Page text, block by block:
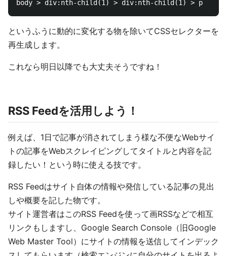
というふうに動的に変化する物を除いてCSSセレクターを
再生成します。
これなら明日以降でも大丈夫そうですね！
RSS Feedを活用しよう！
例えば、1日で記事が消されてしまう様な不便なWebサイ
トの記事をWebスクレイピングしてタイトルと内容を記
録したい！という時に使える技です。
RSS Feedはサイト自体の情報や発信している記事の見出
しや概要を記した物です。
サイト運営者はこのRSS Feedを使って画RSSなどで相互
リンクもしますし、Google Search Console（旧Google
Web Master Tool）にサイトの情報を送信してインデック